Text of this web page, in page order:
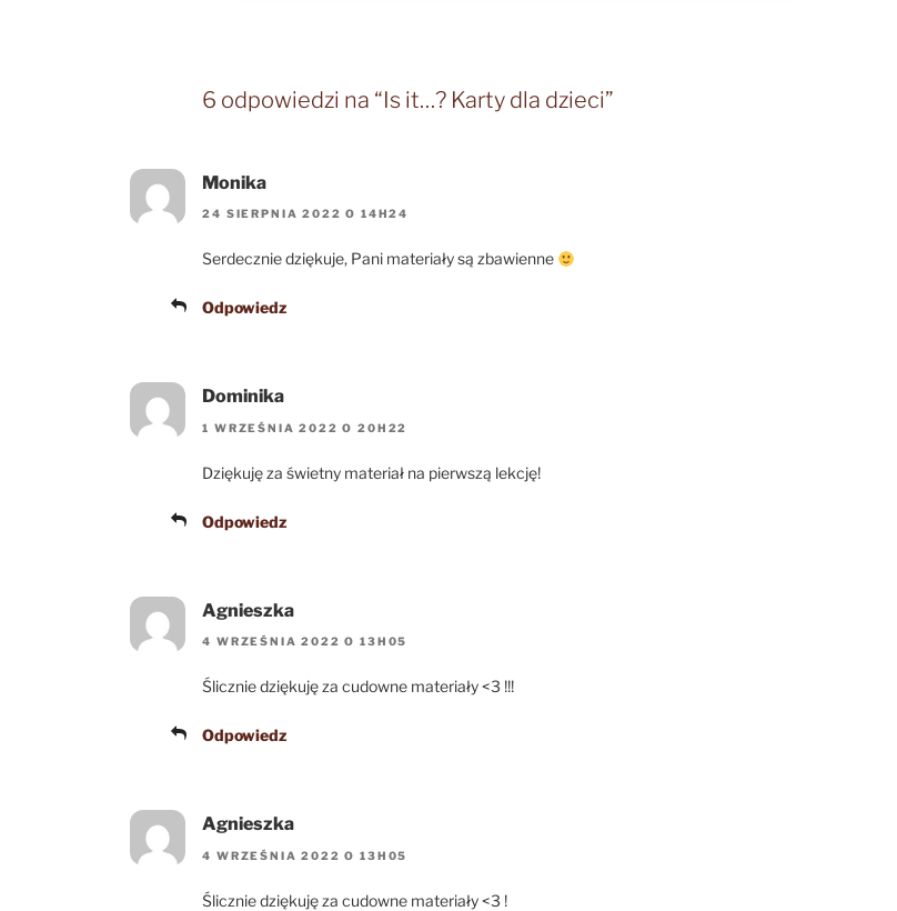
6 odpowiedzi na “Is it…? Karty dla dzieci”
Monika
24 SIERPNIA 2022 O 14H24
Serdecznie dziękuje, Pani materiały są zbawienne
Odpowiedz
Dominika
1 WRZEŚNIA 2022 O 20H22
Dziękuję za świetny materiał na pierwszą lekcję!
Odpowiedz
Agnieszka
4 WRZEŚNIA 2022 O 13H05
Ślicznie dziękuję za cudowne materiały <3 !!!
Odpowiedz
Agnieszka
4 WRZEŚNIA 2022 O 13H05
Ślicznie dziękuję za cudowne materiały <3 !